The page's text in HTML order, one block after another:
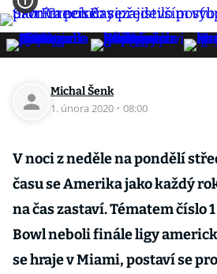
Michal Šenk
1. února 2020 · 08:00
V noci z neděle na pondělí
času se Amerika jako každý
na čas zastaví. Tématem číslo
Bowl neboli finále ligy
se hraje v Miami, postaví se